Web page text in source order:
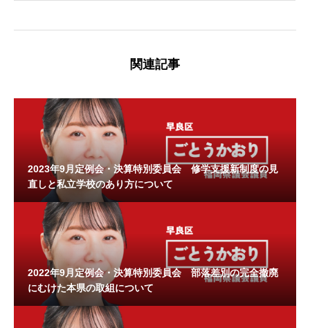
関連記事
2023年9月定例会・決算特別委員会 修学支援新制度の見
直しと私立学校のあり方について
2022年9月定例会・決算特別委員会 部落差別の完全撤廃
にむけた本県の取組について